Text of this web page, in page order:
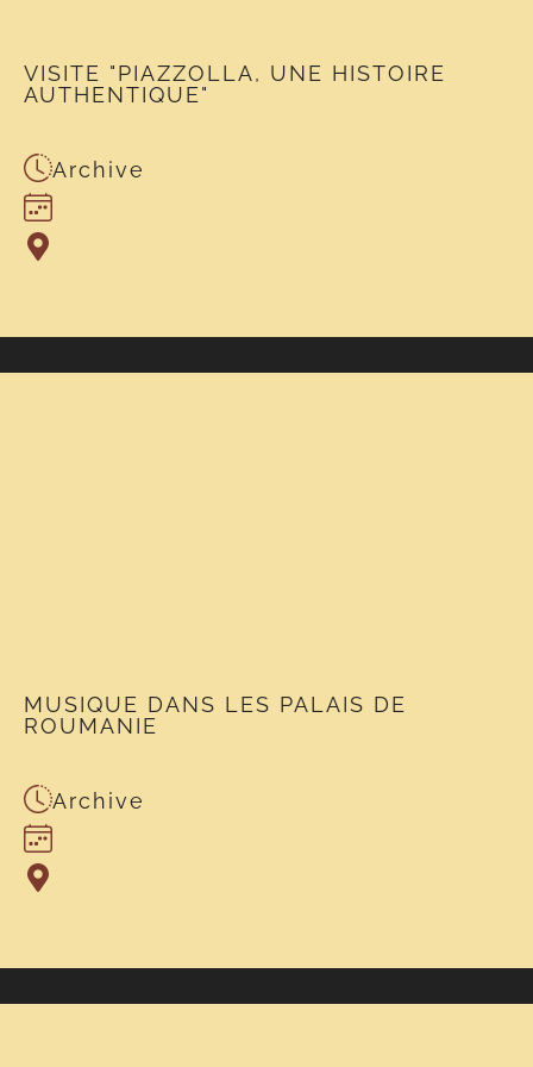
VISITE "PIAZZOLLA, UNE HISTOIRE
AUTHENTIQUE"
Archive
MUSIQUE DANS LES PALAIS DE
ROUMANIE
Archive